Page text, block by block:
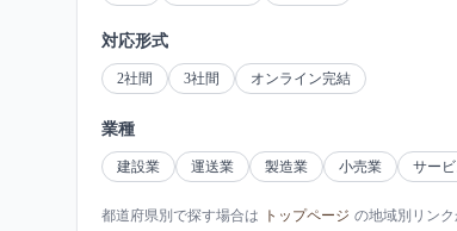
対応形式
2社間 3社間 オンライン完結
業種
建設業 運送業 製造業 小売業 サー
都道府県別で探す場合は トップページ の地域別リンク